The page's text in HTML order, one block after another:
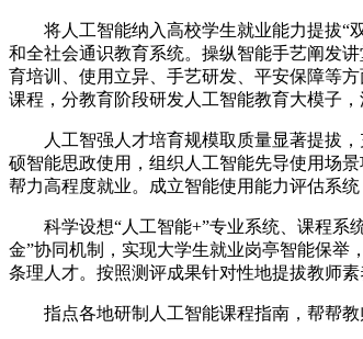
将人工智能纳入高校学生就业能力提拔“双
和全社会通识教育系统。操纵智能手艺阐发
育培训、使用立异、手艺研发、平安保障等
课程，分教育阶段研发人工智能教育大模子
人工智强人才培育规模取质量显著提拔，
硕智能思政使用，组织人工智能先导使用场
帮力高程度就业。成立智能使用能力评估系
科学设想“人工智能+”专业系统、课程系统
金”协同机制，实现大学生就业岗亭智能保举
条理人才。按照测评成果针对性地提拔教师
指点各地研制人工智能课程指南，帮帮教